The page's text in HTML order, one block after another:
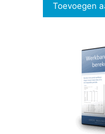
5
Toevoegen